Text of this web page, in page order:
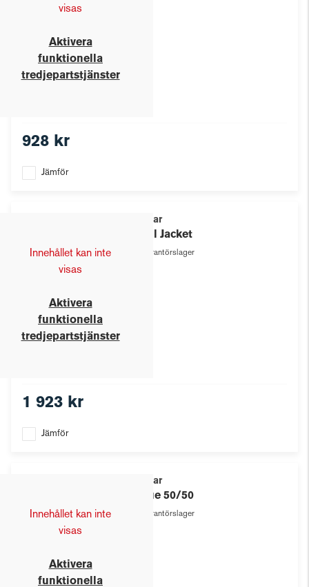
visas
Aktivera
funktionella
tredjepartstjänster
928 kr
Jämför
Innehållet kan inte
visas
Aktivera
funktionella
tredjepartstjänster
Texstar
Shell Jacket
Leverantörslager
1 923 kr
Jämför
Innehållet kan inte
visas
Aktivera
funktionella
Texstar
Pique 50/50
Leverantörslager